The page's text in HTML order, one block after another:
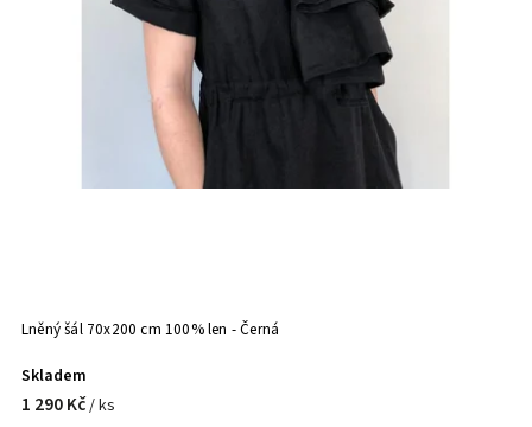
Lněný šál 70x200 cm 100% len - Černá
Skladem
1 290 Kč/ ks